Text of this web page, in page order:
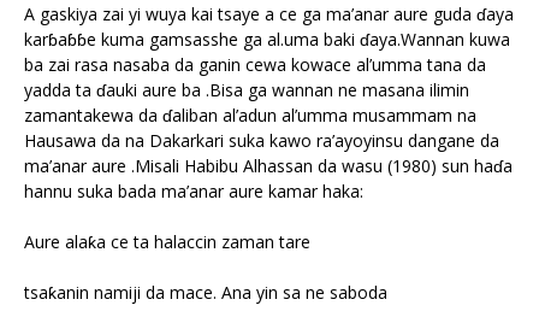
A gaskiya zai yi wuya kai tsaye a ce ga ma’anar aure guda ɗaya
karɓaɓɓe kuma gamsasshe ga al.uma baki ɗaya.Wannan kuwa
ba zai rasa nasaba da ganin cewa kowace al’umma tana da
yadda ta ɗauki aure ba .Bisa ga wannan ne masana ilimin
zamantakewa da ɗaliban al’adun al’umma musammam na
Hausawa da na Dakarkari suka kawo ra’ayoyinsu dangane da
ma’anar aure .Misali Habibu Alhassan da wasu (1980) sun haɗa
hannu suka bada ma’anar aure kamar haka:
Aure alaƙa ce ta halaccin zaman tare
tsaƙanin namiji da mace. Ana yin sa ne saboda